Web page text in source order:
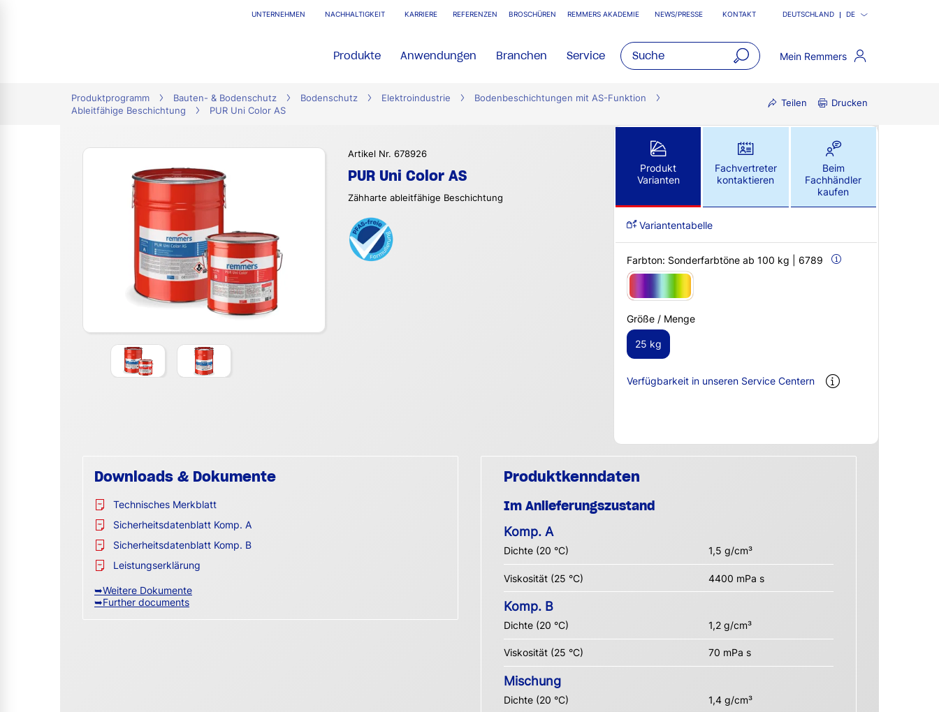
UNTERNEHMEN NACHHALTIGKEIT KARRIERE REFERENZEN BROSCHÜREN REMMERS AKADEMIE NEWS/PRESSE KONTAKT DEUTSCHLAND DE
Produkte Anwendungen Branchen Service Mein Remmers
Produktprogramm Bauten- & Bodenschutz Bodenschutz Elektroindustrie
Bodenbeschichtungen mit AS-Funktion
Ableitfähige Beschichtung
PUR Uni Color AS
Teilen Drucken
Artikel Nr. 678926
PUR Uni Color AS
Zähharte ableitfähige Beschichtung
Produkt
Varianten
Fachvertreter
kontaktieren
Beim
Fachhändler
kaufen
Variantentabelle
Farbton: Sonderfarbtöne ab 100 kg | 6789
Größe / Menge
25 kg
Verfügbarkeit in unseren Service Centern
Downloads & Dokumente
Technisches Merkblatt
Sicherheitsdatenblatt Komp. A
Sicherheitsdatenblatt Komp. B
Leistungserklärung
➥Weitere Dokumente
➥Further documents
Produktkenndaten
Im Anlieferungszustand
Komp. A
Dichte (20 °C) 1,5 g/cm³
Viskosität (25 °C) 4400 mPa s
Komp. B
Dichte (20 °C) 1,2 g/cm³
Viskosität (25 °C) 70 mPa s
Mischung
Dichte (20 °C) 1,4 g/cm³